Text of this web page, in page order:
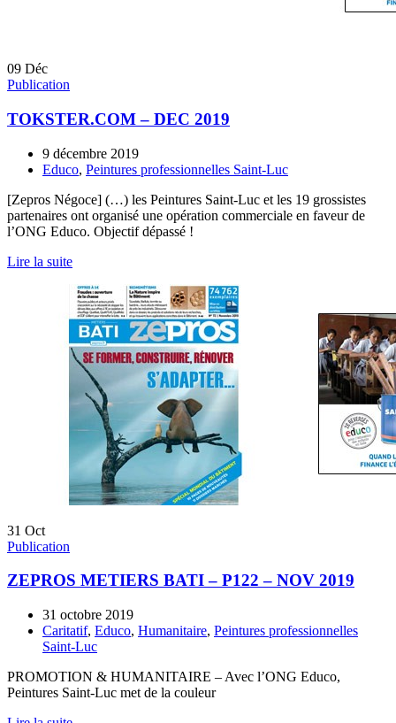
09 Déc
Publication
TOKSTER.COM – DEC 2019
9 décembre 2019
Educo, Peintures professionnelles Saint-Luc
[Zepros Négoce] (…) les Peintures Saint-Luc et les 19 grossistes
partenaires ont organisé une opération commerciale en faveur de
l’ONG Educo. Objectif dépassé !
Lire la suite
31 Oct
Publication
ZEPROS METIERS BATI – P122 – NOV 2019
31 octobre 2019
Caritatif, Educo, Humanitaire, Peintures professionnelles
Saint-Luc
PROMOTION & HUMANITAIRE – Avec l’ONG Educo,
Peintures Saint-Luc met de la couleur